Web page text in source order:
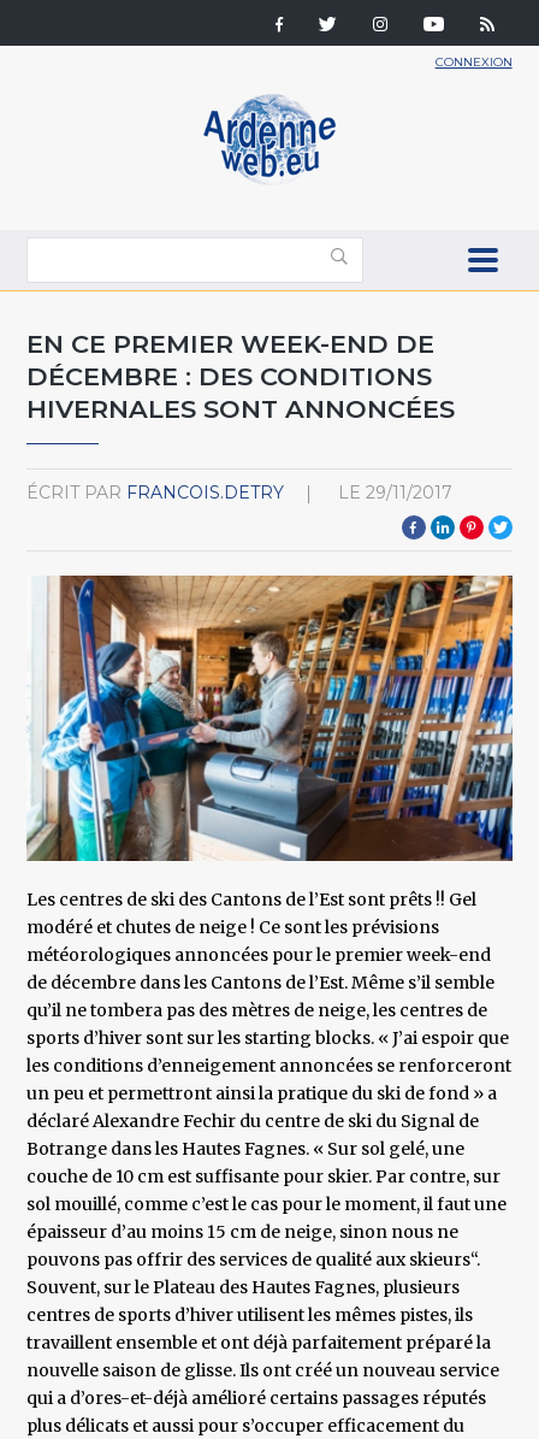
CONNEXION
EN CE PREMIER WEEK-END DE
DÉCEMBRE : DES CONDITIONS
HIVERNALES SONT ANNONCÉES
ÉCRIT PAR FRANCOIS.DETRY LE 29/11/2017
Les centres de ski des Cantons de l’Est sont prêts !! Gel
modéré et chutes de neige ! Ce sont les prévisions
météorologiques annoncées pour le premier week-end
de décembre dans les Cantons de l’Est. Même s’il semble
qu’il ne tombera pas des mètres de neige, les centres de
sports d’hiver sont sur les starting blocks. « J’ai espoir que
les conditions d’enneigement annoncées se renforceront
un peu et permettront ainsi la pratique du ski de fond » a
déclaré Alexandre Fechir du centre de ski du Signal de
Botrange dans les Hautes Fagnes. « Sur sol gelé, une
couche de 10 cm est suffisante pour skier. Par contre, sur
sol mouillé, comme c’est le cas pour le moment, il faut une
épaisseur d’au moins 15 cm de neige, sinon nous ne
pouvons pas offrir des services de qualité aux skieurs“.
Souvent, sur le Plateau des Hautes Fagnes, plusieurs
centres de sports d’hiver utilisent les mêmes pistes, ils
travaillent ensemble et ont déjà parfaitement préparé la
nouvelle saison de glisse. Ils ont créé un nouveau service
qui a d’ores-et-déjà amélioré certains passages réputés
plus délicats et aussi pour s’occuper efficacement du